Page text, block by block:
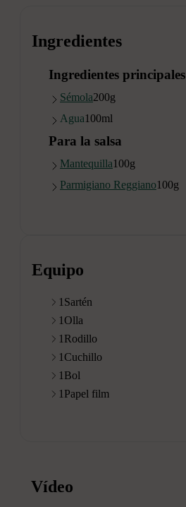
Ingredientes
Ingredientes principales
Sémola200g
Agua100ml
Para la salsa
Mantequilla100g
Parmigiano Reggiano100g
Equipo
1 Sartén
1Olla
1 Rodillo
1Cuchillo
1 Bol
1 Papel film
Vídeo